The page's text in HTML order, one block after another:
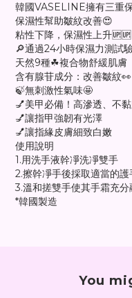
韓國VASELINE擁有三重
保濕性幫助皺紋改善😍
粘性下降，保濕性上升🆙🆙
🔎通過24小時保濕力測試
天然9種☘複合物舒緩肌膚
含有腺苷成分：改善皺紋👀
🍃無刺激性氣味🤩
💅美甲必備！高滲透、不
💅讓指甲強韌有光澤
💅讓指緣皮膚細致白嫩
使用說明
1.用洗手液幹凈洗凈雙手
2.擦幹凈手後採取適當的
3.溫和搓雙手使其手霜充
*韓國製造
You